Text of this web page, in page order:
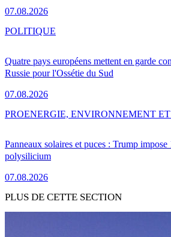
07.08.2026
Quatre pays européens mettent en garde
Russie pour l'Ossétie du Sud
07.08.2026
POLITIQUE
Panneaux solaires et puces : Trump impose
polysilicium
07.08.2026
PROENERGIE, ENVIRONNEMENT
PLUS DE CETTE SECTION